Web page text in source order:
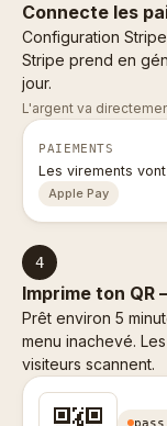
Connecte les
Configuration
Stripe prend en
jour.
L'argent va
PAIEMENTS
Les virements
Apple Pay
4
Imprime ton
Prêt environ 5
menu inachevé.
visiteurs scannent.